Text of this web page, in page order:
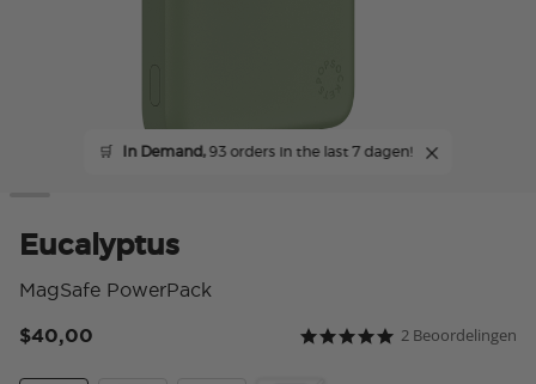
🛒 In Demand,93 orders in the last 7 dagen!
Eucalyptus
MagSafe PowerPack
5 van 5 klantbeoordeling
5.0 star rating2 Beoordelingen
$40,00